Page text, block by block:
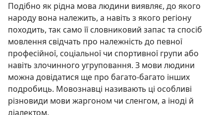
Подібно як рідна мова людини виявляє, до якого
народу вона належить, а навіть з якого регіону
походить, так само її словниковий запас та спосіб
мовлення свідчать про належність до певної
професійної, соціальної чи спортивної групи або
навіть злочинного угруповання. З мови людини
можна довідатися ще про багато-багато інших
подробиць. Мовознавці називають ці особливі
різновиди мови жаргоном чи сленгом, а іноді й
діалектом.